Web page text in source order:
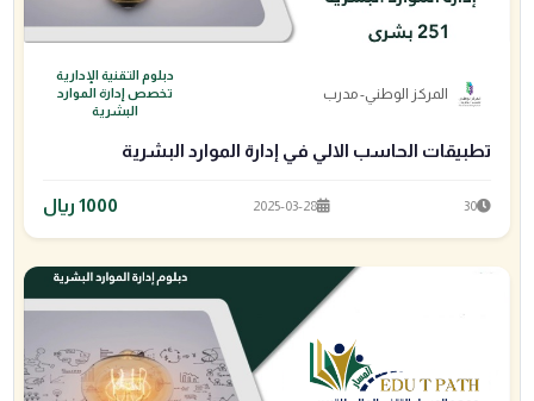
المركز الوطني- مدرب
دبلوم التقنية الإدارية
تخصص إدارة الموارد
البشرية
تطبيقات الحاسب الالي في إدارة الموارد البشرية
30
2025-03-28 1000 ريال